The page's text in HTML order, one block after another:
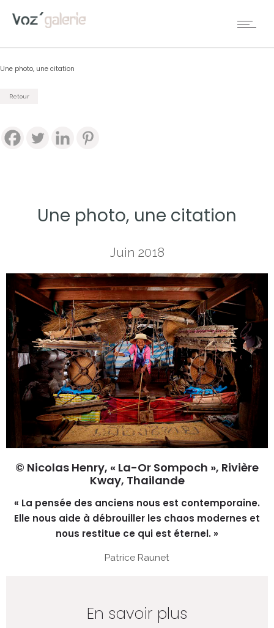
Une photo, une citation
Retour
Une photo, une citation
Juin 2018
© Nicolas Henry, « La-Or Sompoch », Rivière
Kway, Thailande
« La pensée des anciens nous est contemporaine.
Elle nous aide à débrouiller les chaos modernes et
nous restitue ce qui est éternel. »
Patrice Raunet
En savoir plus